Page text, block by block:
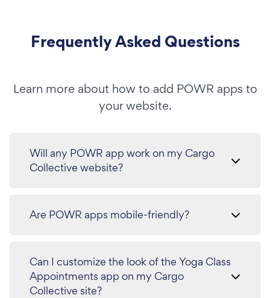
Frequently Asked Questions
Learn more about how to add POWR apps to
your website.
Will any POWR app work on my Cargo
Collective website?
Are POWR apps mobile-friendly?
Can I customize the look of the Yoga Class
Appointments app on my Cargo
Collective site?